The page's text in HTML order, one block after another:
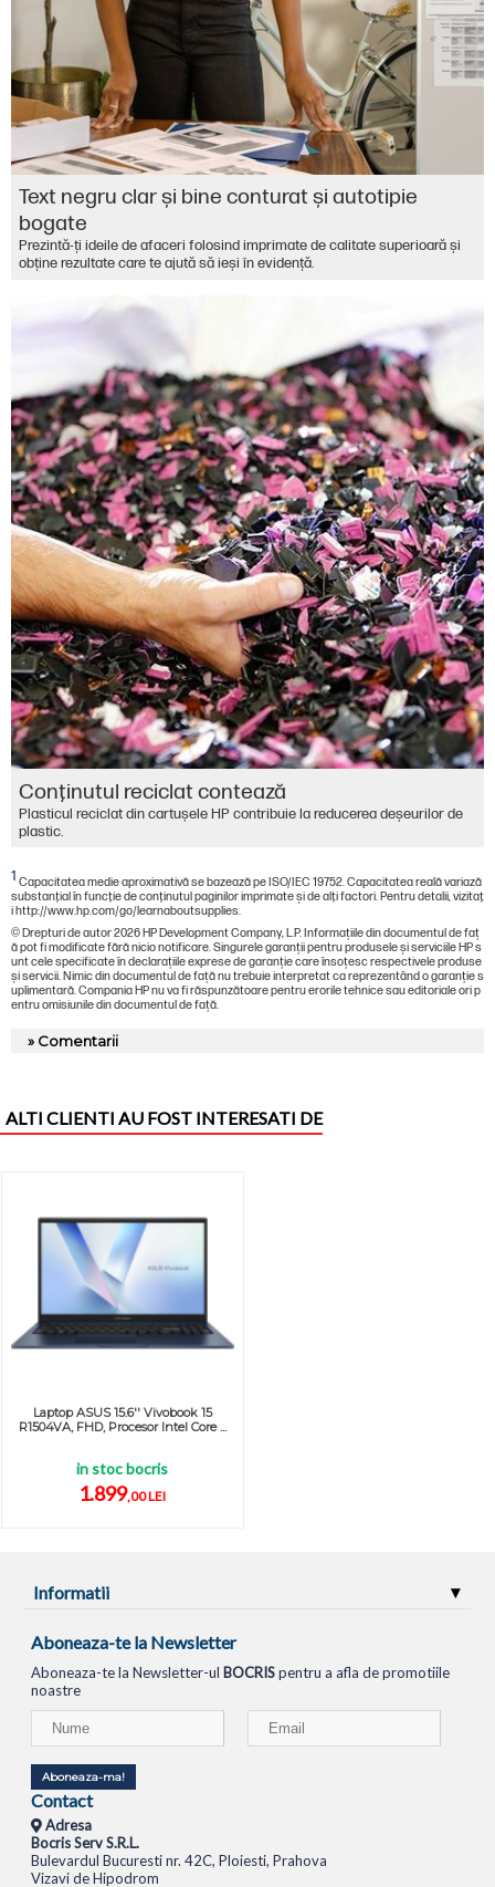
Text negru clar și bine conturat și autotipie
bogate
Prezintă-ți ideile de afaceri folosind imprimate de calitate superioară și
obține rezultate care te ajută să ieși în evidență.
Conţinutul reciclat contează
Plasticul reciclat din cartușele HP contribuie la reducerea deșeurilor de
plastic.
1 Capacitatea medie aproximativă se bazează pe ISO/IEC 19752. Capacitatea reală variază
substanţial în funcţie de conţinutul paginilor imprimate şi de alţi factori. Pentru detalii, vizitaţ
i http://www.hp.com/go/learnaboutsupplies.
© Drepturi de autor 2026 HP Development Company, L.P. Informațiile din documentul de faț
ă pot fi modificate fără nicio notificare. Singurele garanții pentru produsele și serviciile HP s
unt cele specificate în declarațiile exprese de garanție care însoțesc respectivele produse
și servicii. Nimic din documentul de față nu trebuie interpretat ca reprezentând o garanție s
uplimentară. Compania HP nu va fi răspunzătoare pentru erorile tehnice sau editoriale ori p
entru omisiunile din documentul de față.
» Comentarii
ALTI CLIENTI AU FOST INTERESATI DE
Laptop ASUS 15.6'' Vivobook 15
R1504VA, FHD, Procesor Intel Core ...
in stoc bocris
1.899,00 LEI
Informatii
Aboneaza-te la Newsletter
Aboneaza-te la Newsletter-ul BOCRISpentru a afla de promotiile
noastre
Aboneaza-ma!
Contact
Adresa
Bocris Serv S.R.L.
Bulevardul Bucuresti nr. 42C, Ploiesti, Prahova
Vizavi de Hipodrom